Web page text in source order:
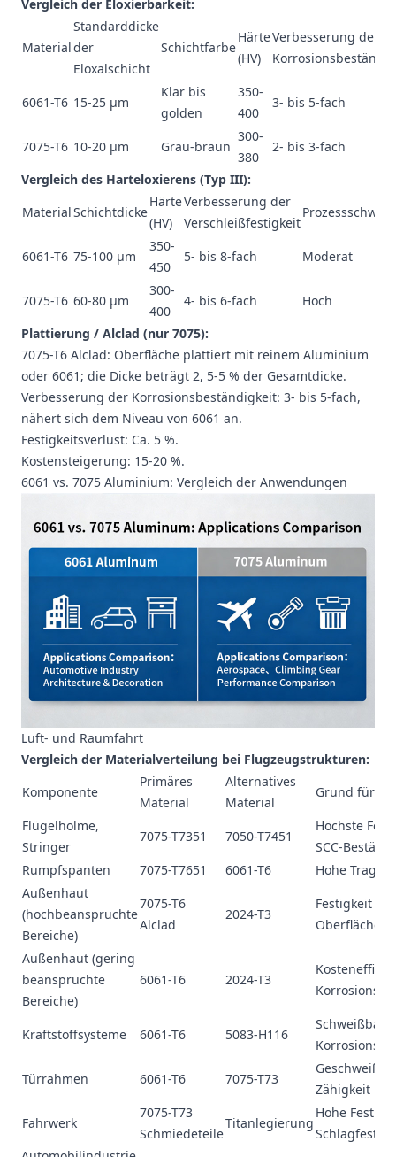
Vergleich der Eloxierbarkeit:
Material
Standarddicke
der
Eloxalschicht
Schichtfarbe
Härte
(HV)
Verbesserung der
6061-T6 15-25 μm
Klar bis
golden
350-
400
3- bis 5-fach
7075-T6 10-20 μm Grau-braun
300-
380
2- bis 3-fach
Vergleich des Harteloxierens (Typ III):
MaterialSchichtdicke
Härte
(HV)
Verbesserung der
Verschleißfestigkeit
6061-T6 75-100 μm
350-
450
5- bis 8-fach Moderat
7075-T6 60-80 μm
300-
400
4- bis 6-fach
Hoch
Plattierung / Alclad (nur 7075):
7075-T6 Alclad: Oberfläche plattiert mit reinem Aluminium
oder 6061; die Dicke beträgt 2, 5-5 % der Gesamtdicke.
Verbesserung der Korrosionsbeständigkeit: 3- bis 5-fach,
nähert sich dem Niveau von 6061 an.
Festigkeitsverlust: Ca. 5 %.
Kostensteigerung: 15-20 %.
6061 vs. 7075 Aluminium: Vergleich der Anwendungen
Luft- und Raumfahrt
Vergleich der Materialverteilung bei Flugzeugstrukturen:
Komponente
Primäres
Material
Alternatives
Material
Grund für
Flügelholme,
Stringer
7075-T7351 7050-T7451
Höchste
SCC-
Rumpfspanten
7075-T7651 6061-T6
Hohe
Außenhaut
(hochbeanspruchte
Bereiche)
7075-T6
Alclad
2024-T3
Festigkeit +
Außenhaut (gering
beanspruchte
Bereiche)
6061-T6 2024-T3
Kraftstoffsysteme 6061-T6 5083-H116
Türrahmen
6061-T6 7075-T73
Zähigkeit
Fahrwerk
7075-T73
Schmiedeteile
Titanlegierung
Hohe